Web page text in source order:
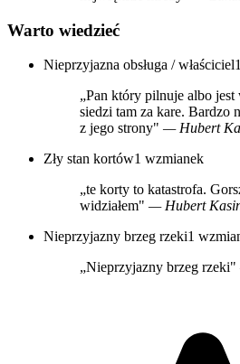
Warto wiedzieć
Nieprzyjazna obsługa / właściciel
„Pan który pilnuje albo jest
siedzi tam za kare. Bardzo
z jego strony" — Hubert
Zły stan kortów1 wzmianek
„te korty to katastrofa.
widziałem" — Hubert
Nieprzyjazny brzeg rzeki1
„Nieprzyjazny brzeg rzeki"